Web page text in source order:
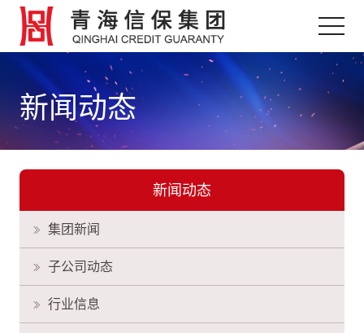
新闻动态
新闻动态
集团新闻
子公司动态
行业信息